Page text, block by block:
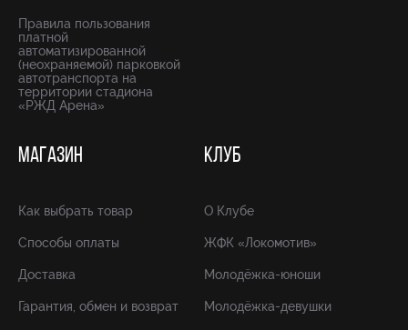
Правила пользования
платной
автоматизированной
(неохраняемой) парковкой
автотранспорта на
территории стадиона
«РЖД Арена»
МАГАЗИН
Как выбрать товар
Способы оплаты
Доставка
Гарантия, обмен и возврат
КЛУБ
О Клубе
ЖФК «Локомотив»
Молодёжка-юноши
Молодёжка-девушки